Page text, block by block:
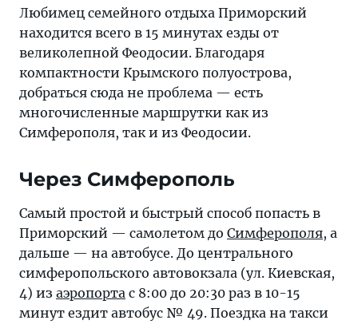
Любимец семейного отдыха Приморский
находится всего в 15 минутах езды от
великолепной Феодосии. Благодаря
компактности Крымского полуострова,
добраться сюда не проблема — есть
многочисленные маршрутки как из
Симферополя, так и из Феодосии.
Через Симферополь
Самый простой и быстрый способ попасть в
Приморский — самолетом до Симферополя, а
дальше — на автобусе. До центрального
симферопольского автовокзала (ул. Киевская,
4) из аэропорта с 8:00 до 20:30 раз в 10-15
минут ездит автобус № 49. Поездка на такси